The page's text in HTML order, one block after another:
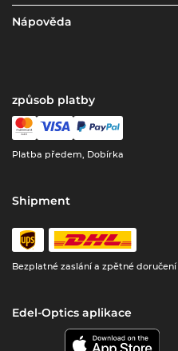
Nápověda
způsob platby
Platba předem, Dobírka
Shipment
Bezplatné zaslání a zpětné doručení
Edel-Optics aplikace